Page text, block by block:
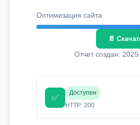
Оптимизация сайта
📄
Отчет создан:
✅
Доступен
HTTP: 200